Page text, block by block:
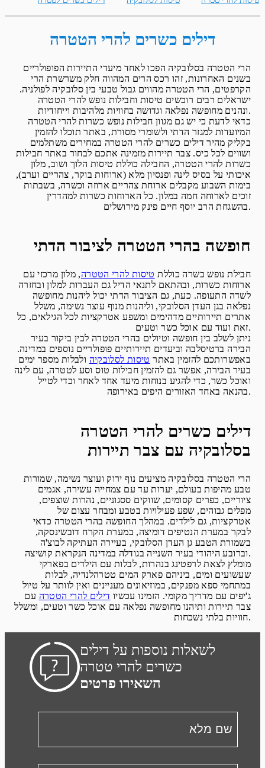
דילים כשרים להרי הטטרה
הרי הטטרה בסלובקיה הפכו לאחד מיעדי התיירות הפופולריים
בשנים האחרונות, זהו רכס הרים המהווה חלק משרשרת הרי
הקרפטים, הרי הטטרה מהווים גבול טבעי בין סלובקיה לפולניה.
ישראלים רבים רוכשים טיסות וחבילות נופש להרי הטטרה
ונהנים מחופשה נפלאה וגדושה בחוויות מלהיבות וייחודיות.
כדאי לדעת כי יש גם מגוון חבילות נופש כשרות להרי הטטרה
המיועדות למגזר הדתי ולשומרי מסורת, באתר תוכלו להזמין
בקליק מהיר דילים כשרים להרי הטטרה במחירים משתלמים
ושווים לכל כיס. צבר תיירות מזמינה אתכם לבחור באתר חבילות
כשרות להרי הטטרה, החבילה כוללת טיסות הלוך ושוב, מלון
איכותי על בסיס לינה ופנסיון מלא (ארוחות בוקר, צהריים וערב),
בימות השבוע מקבלים ארוחת צהריים ארוזה וכשרה, בשבתות
זוכים לארוחה חמה במלון. כל הארוחות כשרות למהדרין
בהשגחת הרב יוסף חיים פינק מירושלים.
חופשה בהרי הטטרה לציבור הדתי
חבילת נופש כשרה כוללת טיסות להרי הטטרה, מלון מרכזי עם
ארוחות כשרות, ובהתאם לתנאי הדיל גם העברות למלון ובחזרה
לשדה התעופה. כעת, גם הציבור הדתי יכול ליהנות מחופשה
נפלאה בגן העדן הסלובקי, וליהנות מנוף עוצר נשימה, משלל
אתרים תיירותיים מדהימים ומשפע אטרקציות לכל הגילאים, כל
זאת ועוד עם אוכל כשר וטעים.
ניתן לשלב בין חופשה וטיולים בהרי הטטרה לבין ביקור בעיר
הבירה ברטיסלבה וביעדים תיירותיים פופולריים נוספים במדינה.
באפשרותכם להזמין באתר טיסות לסלובקיה ולבלות מספר ימים
בעיר הבירה, אפשר גם להזמין חבילות טוס וסע לטטרה, עם לינה
ואוכל כשר, כדי להגיע בנוחות מיעד אחד לאחר וכדי לטייל
בהנאה באחד האזורים היפים באירופה.
דילים כשרים להרי הטטרה
בסלובקיה עם צבר תיירות
הרי הטטרה בסלובקיה מציעים נוף ירוק ועוצר נשימה, שמורות
טבע מהיפות בעולם, יערות עד עם צמחייה עשירה, אגמים
ציוריים, כפרים קסומים, שווקים ססגוניים, נהרות שוצפים,
מפלים גבוהים, שפע פעילויות בטבע ומבחר עצום של
אטרקציות, גם לילדים. במהלך החופשה בהרי הטטרה כדאי
לבקר במערת הנטיפים דומיצה, במערת הקרח דובשינסקה,
בשמורת הטבע גן העדן הסלובקי, בעיירה העתיקה לבוצ'ה
וברובע היהודי בעיר השנייה בגודלה במדינה הנקראת קושיצה.
מומלץ לצאת לרפטינג בנהרות, לבלות עם הילדים בפארקי
שעשועים ומים, ביניהם פארק המים טטרהלנדיה, לבלות
במתחמי ספא מפנקים, במוזיאונים מעניינים ואין לוותר על טיול
ג'יפים עם מדריך מקומי. הזמינו עכשיו דילים להרי הטטרה עם
צבר תיירות ותיהנו מחופשה נפלאה עם אוכל כשר וטעים, ומשלל
חוויות בלתי נשכחות.
לשאלות נוספות על דילים
כשרים להרי טטרה
השאירו פרטים